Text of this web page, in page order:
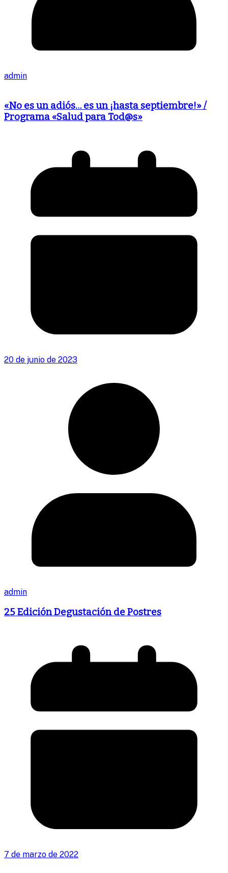
admin
«No es un adiós… es un ¡hasta septiembre!» /
Programa «Salud para Tod@s»
20 de junio de 2023
admin
25 Edición Degustación de Postres
7 de marzo de 2022